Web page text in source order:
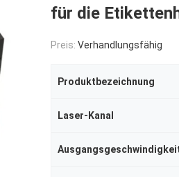
für die
Preis: Verhandlungsfähig
Produktbezeichnung
Laser-Kanal